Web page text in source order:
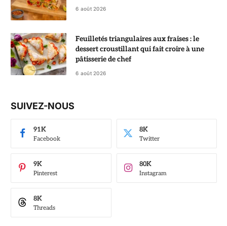
6 août 2026
Feuilletés triangulaires aux fraises : le
dessert croustillant qui fait croire à une
pâtisserie de chef
6 août 2026
SUIVEZ-NOUS
Facebook
91K
Twitter
8K
Pinterest
9K
Instagram
80K
Threads
8K